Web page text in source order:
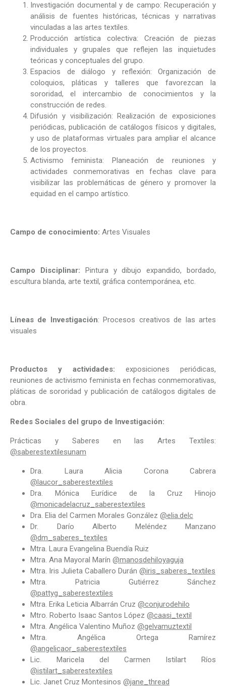
Investigación documental y de campo: Recuperación y
análisis de fuentes históricas, técnicas y narrativas
vinculadas a las artes textiles.
Producción artística colectiva: Creación de piezas
individuales y grupales que reflejen las inquietudes
teóricas y conceptuales del grupo.
Espacios de diálogo y reflexión: Organización de
coloquios, pláticas y talleres que favorezcan la
sororidad, el intercambio de conocimientos y la
construcción de redes.
Difusión y visibilización: Realización de exposiciones
periódicas, publicación de catálogos físicos y digitales,
y uso de plataformas virtuales para ampliar el alcance
de los proyectos.
Activismo feminista: Planeación de reuniones y
actividades conmemorativas en fechas clave para
visibilizar las problemáticas de género y promover la
equidad en el campo artístico.
Campo de conocimiento: Artes Visuales
Campo Disciplinar: Pintura y dibujo expandido, bordado,
escultura blanda, arte textil, gráfica contemporánea, etc.
Líneas de Investigación: Procesos creativos de las artes
visuales
Productos y actividades: exposiciones periódicas,
reuniones de activismo feminista en fechas conmemorativas,
pláticas de sororidad y publicación de catálogos digitales de
obra.
Redes Sociales del grupo de Investigación:
Prácticas y Saberes en las Artes Textiles:
@saberestextilesunam
Dra. Laura Alicia Corona Cabrera
@laucor_saberestextiles
Dra. Mónica Eurídice de la Cruz Hinojo
@monicadelacruz_saberestextiles
Dra. Elia del Carmen Morales González @elia.delc
Dr. Darío Alberto Meléndez Manzano
@dm_saberes_textiles
Mtra. Laura Evangelina Buendía Ruiz
Mtra. Ana Mayoral Marín @manosdehiloyaguja
Mtra. Iris Julieta Caballero Durán @iris_saberes_textiles
Mtra. Patricia Gutiérrez Sánchez
@pattyg_saberestextiles
Mtra. Erika Leticia Albarrán Cruz @conjurodehilo
Mtro. Roberto Isaac Santos López @caasi_textil
Mtra. Angélica Valentino Muñoz @gelvamuztextil
Mtra. Angélica Ortega Ramírez
@angelicaor_saberestextiles
Lic. Maricela del Carmen Istilart Ríos
@istilart_saberestextiles
Lic. Janet Cruz Montesinos @jane_thread